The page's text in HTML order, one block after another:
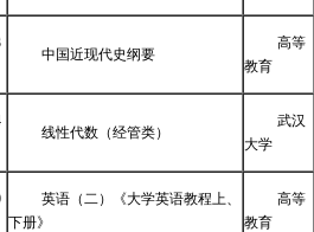
中国近现代史纲要
高等
教育
线性代数（经管类）
武汉
大学
英语（二）《大学英语教程上、
下册》
高等
教育